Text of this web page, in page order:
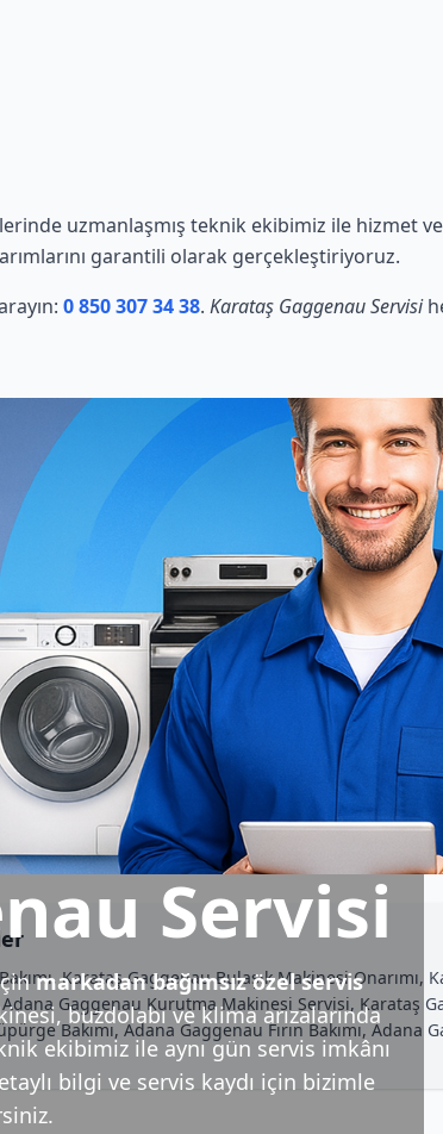
uzmanlaşmış teknik ekibimiz ile hizmet
garantili olarak gerçekleştiriyoruz.
0 850 307 34 38. Karataş Gaggenau Servisi
Servisi
markadan bağımsız özel servis
buzdolabı ve klima arızalarında
ekibimiz ile aynı gün servis imkânı
bilgi ve servis kaydı için bizimle
Karataş Gaggenau Bulaşık Makinesi
Gaggenau Kurutma Makinesi Servisi, Karataş
Bakımı, Adana Gaggenau Fırın Bakımı, Adana